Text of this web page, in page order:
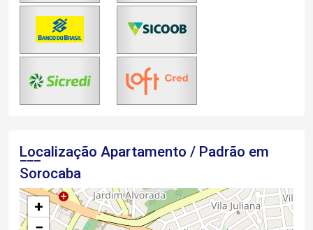
Localização Apartamento / Padrão em
Sorocaba
+